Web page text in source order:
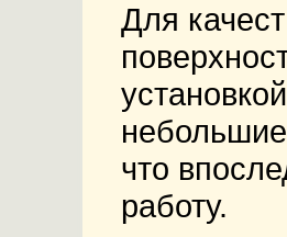
Для
что
работу.